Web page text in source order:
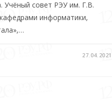
Учёный совет РЭУ им. Г.В.
информатики,
27.04.2021